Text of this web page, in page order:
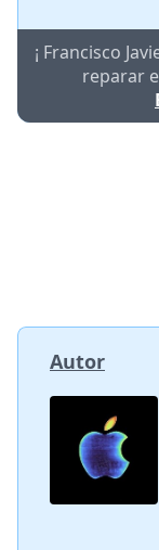
¡ Francisco
reparar
Autor